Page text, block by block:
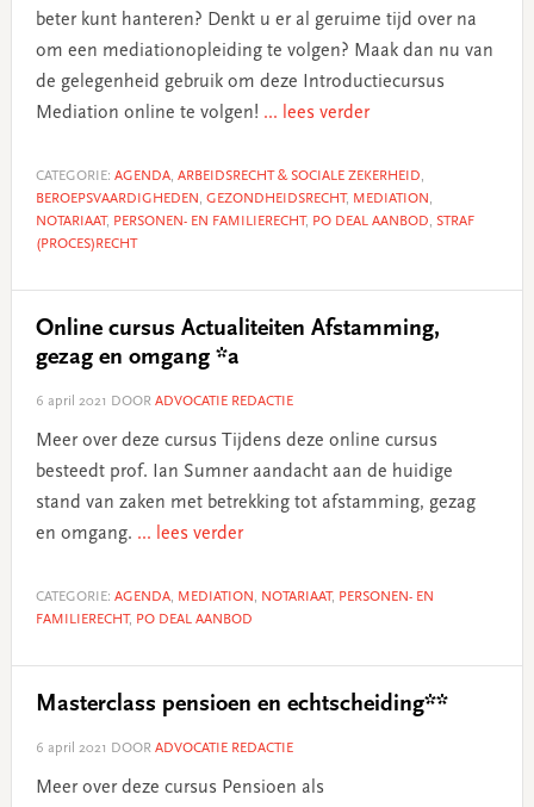
beter kunt hanteren? Denkt u er al geruime tijd over na
om een mediationopleiding te volgen? Maak dan nu van
de gelegenheid gebruik om deze Introductiecursus
Mediation online te volgen! ... lees verder
CATEGORIE: AGENDA, ARBEIDSRECHT & SOCIALE ZEKERHEID,
BEROEPSVAARDIGHEDEN , GEZONDHEIDSRECHT, MEDIATION ,
NOTARIAAT, PERSONEN- EN FAMILIERECHT, PO DEAL AANBOD, STRAF
(PROCES)RECHT
Online cursus Actualiteiten Afstamming,
gezag en omgang *a
6 april 2021 DOOR ADVOCATIE REDACTIE
Meer over deze cursus Tijdens deze online cursus
besteedt prof. Ian Sumner aandacht aan de huidige
stand van zaken met betrekking tot afstamming, gezag
en omgang. ... lees verder
CATEGORIE: AGENDA, MEDIATION , NOTARIAAT, PERSONEN- EN
FAMILIERECHT, PO DEAL AANBOD
Masterclass pensioen en echtscheiding**
6 april 2021 DOOR ADVOCATIE REDACTIE
Meer over deze cursus Pensioen als